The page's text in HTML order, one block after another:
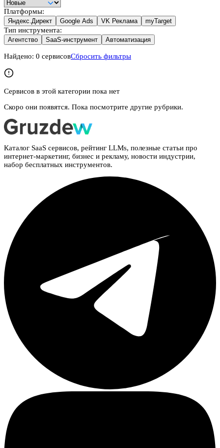
Платформы:
Яндекс.Директ Google Ads VK Реклама myTarget
Тип инструмента:
Агентство SaaS-инструмент Автоматизация
Найдено: 0 сервисовСбросить фильтры
Сервисов в этой категории пока нет
Скоро они появятся. Пока посмотрите другие рубрики.
Каталог SaaS сервисов, рейтинг LLMs, полезные статьи про
интернет-маркетинг, бизнес и рекламу, новости индустрии,
набор бесплатных инструментов.